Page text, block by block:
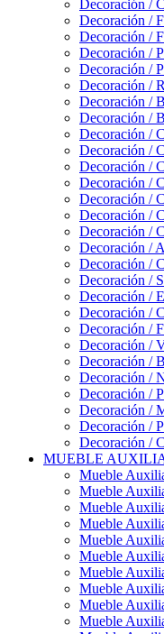
Decoración /
Decoración /
Decoración /
Decoración /
Decoración /
Decoración /
Decoración /
Decoración /
Decoración /
Decoración /
Decoración /
Decoración /
Decoración /
Decoración /
Decoración /
Decoración /
Decoración /
Decoración /
Decoración /
Decoración /
Decoración /
Decoración /
Decoración /
Decoración /
Decoración /
Decoración /
Decoración /
Decoración /
MUEBLE
Mueble
Mueble
Mueble
Mueble
Mueble
Mueble
Mueble
Mueble
Mueble
Mueble